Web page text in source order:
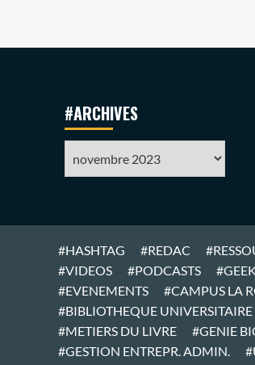
#ARCHIVES
#HASHTAG #REDAC
#VIDEOS
#PODCASTS
#EVENEMENTS
#CAMPUS LA
#BIBLIOTHEQUE UNIVERSITAIRE
#METIERS DU LIVRE
#GENIE
#GESTION ENTREPR. ADMIN.